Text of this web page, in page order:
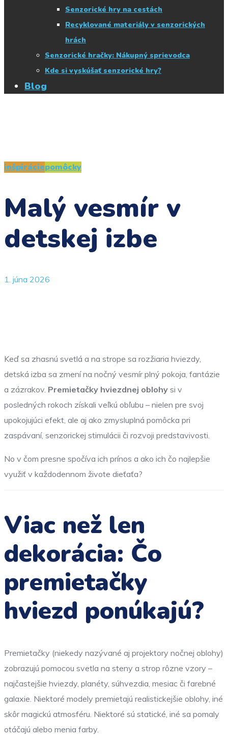
Senzorické hry na cestách
Recyklované materiály v senzorických
hrách
Senzorické hračky: Nákupný sprievodca
Kde si vyskúšať senzorické hry?
Blog
inšpiráciepomôcky
Malý vesmír v
detskej izbe
1. júna 2026
Keď sa zhasnú svetlá a na strope sa rozžiaria hviezdy,
detská izba sa zmení na nočný vesmír plný pokoja, fantázie
a zázrakov. Premietačky hviezdnej oblohy si v
posledných rokoch získali veľkú obľubu – nielen pre svoj
upokojujúci efekt, ale aj ako zmysluplná pomôcka pri
zaspávaní, senzorickej stimulácii či rozvoji predstavivosti.
No v čom presne spočíva ich prínos a ako ich čo najlepšie
využiť v každodennom živote dieťaťa?
Viac než len
dekorácia: Čo
premietačky
hviezd ponúkajú?
Premietačky (niekedy nazývané aj projektory nočnej oblohy)
zobrazujú pomocou svetla na steny a strop rôzne vzory –
najčastejšie hviezdy, planéty, súhvezdia, mesiac či farebné
galaxie. Niektoré modely premietajú realistickejšie oblohy, iné
skôr magickú atmosféru. Niektoré sú statické, iné sa pomaly
otáčajú alebo menia farby.